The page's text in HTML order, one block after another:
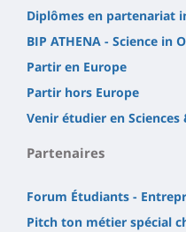
Diplômes en partenariat
BIP ATHENA - Science in
Partir en Europe
Partir hors Europe
Venir étudier en Sciences
Partenaires
Forum Étudiants -
Pitch ton métier spécial